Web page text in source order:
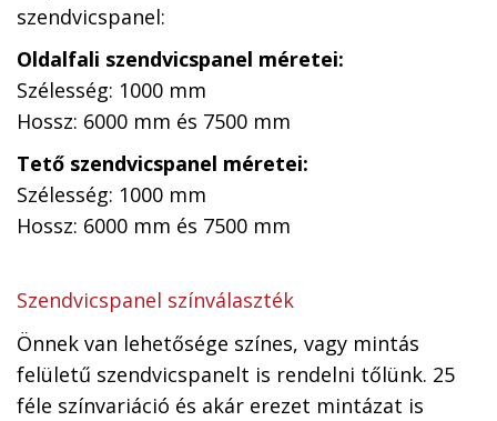
szendvicspanel:
Oldalfali szendvicspanel méretei:
Szélesség: 1000 mm
Hossz: 6000 mm és 7500 mm
Tető szendvicspanel méretei:
Szélesség: 1000 mm
Hossz: 6000 mm és 7500 mm
Szendvicspanel színválaszték
Önnek van lehetősége színes, vagy mintás
felületű szendvicspanelt is rendelni tőlünk. 25
féle színvariáció és akár erezet mintázat is